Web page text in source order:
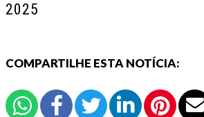
2025
COMPARTILHE ESTA NOTÍCIA: